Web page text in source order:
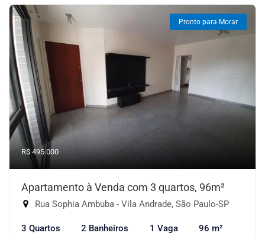
Pronto para Morar
R$ 495.000
Apartamento à Venda com 3 quartos, 96m²
Rua Sophia Ambuba - Vila Andrade, São Paulo-SP
3 Quartos 2 Banheiros 1 Vaga 96 m²